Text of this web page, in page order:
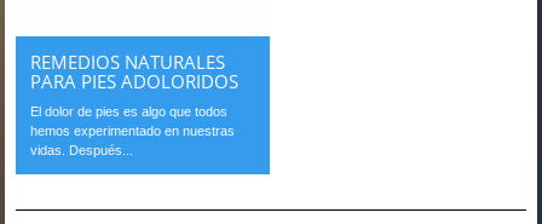
REMEDIOS NATURALES
PARA PIES ADOLORIDOS
El dolor de pies es algo que todos
hemos experimentado en nuestras
vidas. Después...